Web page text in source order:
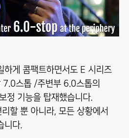
하게 콤팩트하면서도 E 시리즈
스톱 /주변부 6.0스톱의
정 기능을 탑재했습니다.
할 뿐 아니라, 모든 상황에서
니다.